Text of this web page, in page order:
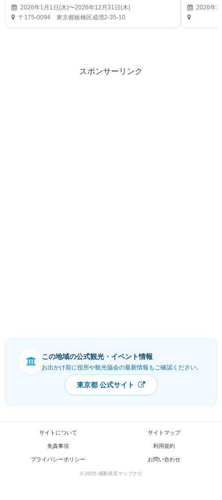
2026年1月1日(木)〜2026年12月31日(木)
〒175-0094 東京都板橋区成増2-35-10
2026年1
スポンサーリンク
この地域の公式観光・イベント情報
お出かけ前に役所や観光協会の最新情報もご確認ください。
東京都 公式サイト
サイトについて サイトマップ
免責事項 利用規約
プライバシーポリシー お問い合わせ
© 2025 感動発見マップナビ